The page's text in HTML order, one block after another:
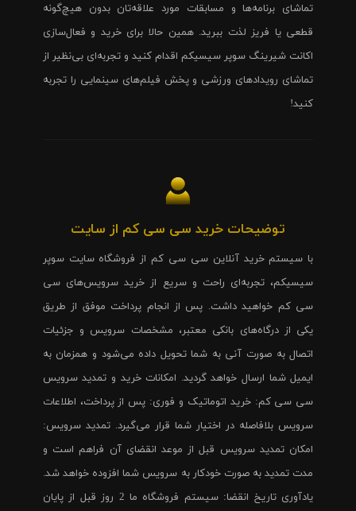
تماشای برنامه‌ها و مسابقات مورد علاقه‌تان بدون هیچ‌گونه
قطعی یا فریز لذت ببرید. همین حالا برای خرید و فعال‌سازی
اکانت شیرینگ سوپر سیسیکم اقدام کنید و تجربه‌ای بی‌نظیر از
تماشای رویدادهای ورزشی و پخش فیلم‌های سینمایی را تجربه
کنید!
توضیحات خرید سی سی کم از سایت
با سیستم خرید آنلاین سی سی کم از فروشگاه سایت سوپر
سیسیکم، تجربه‌ای راحت و سریع از خرید سرویس‌های سی
سی کم خواهید داشت. پس از انجام پرداخت موفق از طریق
یکی از درگاه‌های بانکی معتبر، مشخصات سرویس و جزئیات
اتصال به صورت آنی به شما تحویل داده می‌شود و همزمان به
ایمیل شما ارسال خواهد گردید. امکانات خرید و تمدید سرویس
سی سی کم: خرید اتوماتیک و فوری: پس از پرداخت، اطلاعات
سرویس بلافاصله در اختیار شما قرار می‌گیرد. تمدید سرویس:
امکان تمدید سرویس قبل از موعد انقضای آن فراهم است و
مدت تمدید به صورت خودکار به سرویس شما افزوده خواهد شد.
یادآوری تاریخ انقضا: سیستم فروشگاه ما 2 روز قبل از پایان